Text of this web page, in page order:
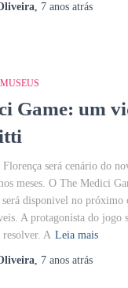
, 7 anos atrás
MUSEUS
Game: um
será cenário do
meses. O The Medici
disponivel no próximo
A protagonista do jogo
A Leia mais
, 7 anos atrás